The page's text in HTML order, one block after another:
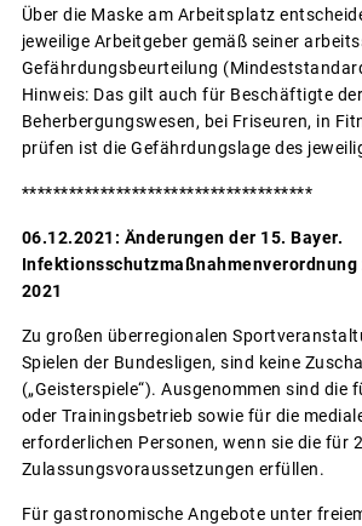
Über die Maske am Arbeitsplatz
jeweilige Arbeitgeber gemäß seiner
Gefährdungsbeurteilung
Hinweis: Das gilt auch für Beschäftigte
Beherbergungswesen, bei Friseuren, in
prüfen ist die Gefährdungslage des
*************************************
06.12.2021: Änderungen der 15. Bayer.
Infektionsschutzmaßnahmenverordnung
2021
Zu großen überregionalen
Spielen der Bundesligen, sind keine
(„Geisterspiele“). Ausgenommen sind die
oder Trainingsbetrieb sowie für die
erforderlichen Personen, wenn sie die für
Zulassungsvoraussetzungen erfüllen.
Für gastronomische Angebote unter